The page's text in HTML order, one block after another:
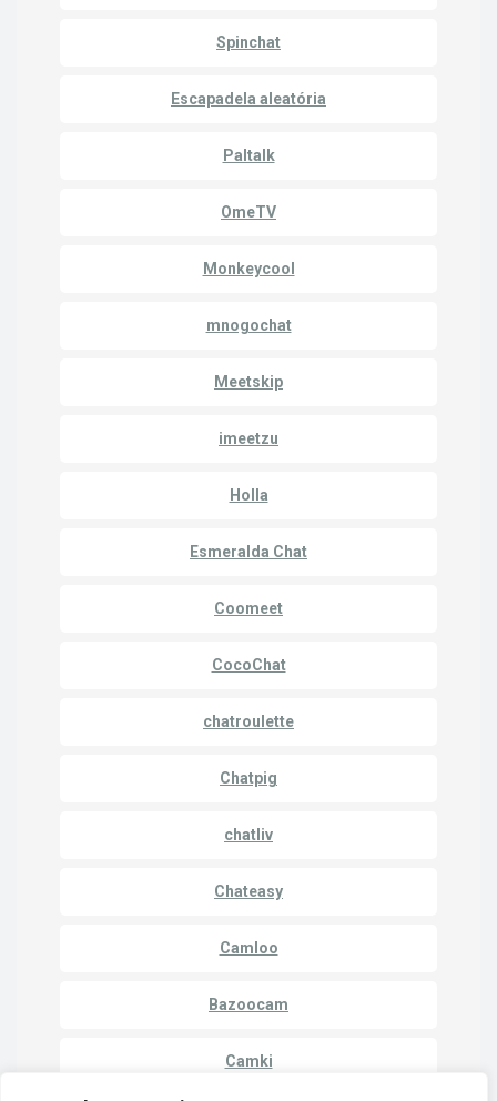
Spinchat
Escapadela aleatória
Paltalk
OmeTV
Monkeycool
mnogochat
Meetskip
imeetzu
Holla
Esmeralda Chat
Coomeet
CocoChat
chatroulette
Chatpig
chatliv
Chateasy
Camloo
Bazoocam
Camki